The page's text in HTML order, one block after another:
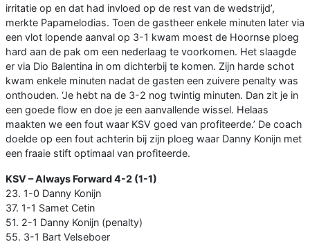
irritatie op en dat had invloed op de rest van de wedstrijd’,
merkte Papamelodias. Toen de gastheer enkele minuten later via
een vlot lopende aanval op 3-1 kwam moest de Hoornse ploeg
hard aan de pak om een nederlaag te voorkomen. Het slaagde
er via Dio Balentina in om dichterbij te komen. Zijn harde schot
kwam enkele minuten nadat de gasten een zuivere penalty was
onthouden. ‘Je hebt na de 3-2 nog twintig minuten. Dan zit je in
een goede flow en doe je een aanvallende wissel. Helaas
maakten we een fout waar KSV goed van profiteerde.’ De coach
doelde op een fout achterin bij zijn ploeg waar Danny Konijn met
een fraaie stift optimaal van profiteerde.
KSV – Always Forward 4-2 (1-1)
23. 1-0 Danny Konijn
37. 1-1 Samet Cetin
51. 2-1 Danny Konijn (penalty)
55. 3-1 Bart Velseboer